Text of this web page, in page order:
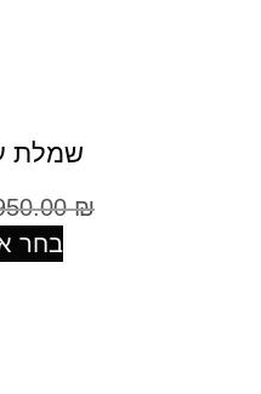
שמלת ערב
950.00
₪
בחר